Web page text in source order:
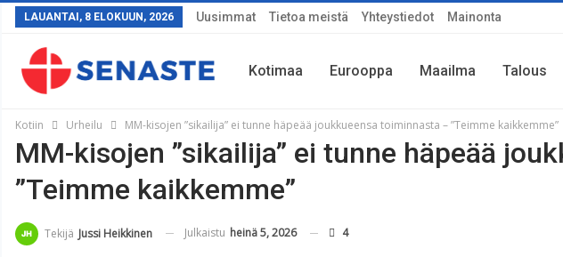
LAUANTAI, 8 ELOKUUN, 2026 Uusimmat Tietoa meistä Yhteystiedot Mainonta
Kotimaa Eurooppa Maailma Talous
Sää
Kotiin Urheilu MM-kisojen ”sikailija” ei tunne häpeää joukkueensa toiminnasta – ”Teimme kaikkemme”
MM-kisojen ”sikailija” ei tunne häpeää
”Teimme kaikkemme”
Tekijä Jussi Heikkinen Julkaistu heinä 5, 2026 4